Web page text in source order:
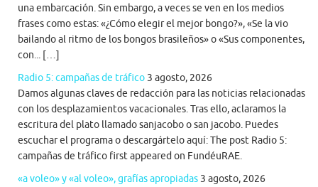
una embarcación. Sin embargo, a veces se ven en los medios
frases como estas: «¿Cómo elegir el mejor bongo?», «Se la vio
bailando al ritmo de los bongos brasileños» o «Sus componentes,
con... […]
Radio 5: campañas de tráfico 3 agosto, 2026
Damos algunas claves de redacción para las noticias relacionadas
con los desplazamientos vacacionales. Tras ello, aclaramos la
escritura del plato llamado sanjacobo o san jacobo. Puedes
escuchar el programa o descargártelo aquí: The post Radio 5:
campañas de tráfico first appeared on FundéuRAE.
«a voleo» y «al voleo», grafías apropiadas 3 agosto, 2026